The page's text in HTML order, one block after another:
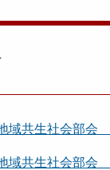
域共生社会部会
域共生社会部会